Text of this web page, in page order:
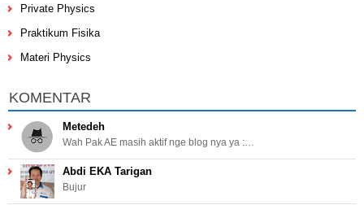
Private Physics
Praktikum Fisika
Materi Physics
KOMENTAR
Metedeh
Wah Pak AE masih aktif nge blog nya ya :…
Abdi EKA Tarigan
Bujur